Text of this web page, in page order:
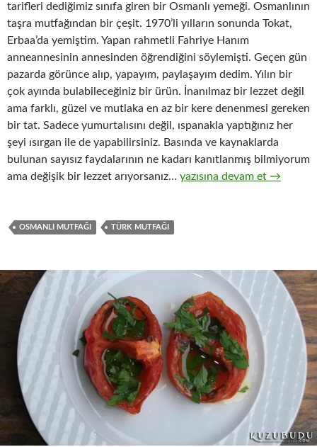
tarifleri dediğimiz sınıfa giren bir Osmanlı yemeği. Osmanlının
taşra mutfağından bir çeşit. 1970’li yılların sonunda Tokat,
Erbaa’da yemiştim. Yapan rahmetli Fahriye Hanım
anneannesinin annesinden öğrendiğini söylemişti. Geçen gün
pazarda görünce alıp, yapayım, paylaşayım dedim. Yılın bir
çok ayında bulabileceğiniz bir ürün. İnanılmaz bir lezzet değil
ama farklı, güzel ve mutlaka en az bir kere denenmesi gereken
bir tat. Sadece yumurtalısını değil, ıspanakla yaptığınız her
şeyi ısırgan ile de yapabilirsiniz. Basında ve kaynaklarda
bulunan sayısız faydalarının ne kadarı kanıtlanmış bilmiyorum
ama değişik bir lezzet arıyorsanız… ISIRGAN OTLU YUMURTA
yazısına devam et →
OSMANLI MUTFAĞI TÜRK MUTFAĞI